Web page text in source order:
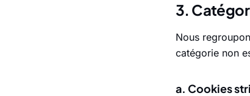
3.
Nous
catégorie non
a. Cookies